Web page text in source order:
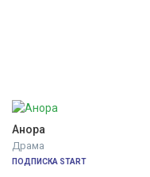
Анора
Драма
ПОДПИСКА START